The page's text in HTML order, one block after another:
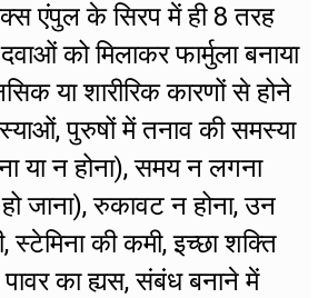
एंपुल के सिरप में ही 8 तरह
को मिलाकर फार्मुला बनाया
या शारीरिक कारणों से होने
पुरुषों में तनाव की समस्या
या न होना), समय न लगना
जाना), रुकावट न होना, उन
की कमी, इच्छा शक्ति
का ह्यस, संबंध बनाने में